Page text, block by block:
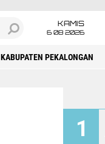
KAMIS
6 08 2026
KABUPATEN PEKALONGAN